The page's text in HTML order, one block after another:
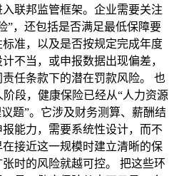
联邦监管框架。企业需要关注
”，还包括是否满足最低保障要
准，以及是否按规定完成年度
不当，或申报数据出现偏差，
任条款下的潜在罚款风险。 也
段，健康保险已经从“人力资源
题”。它涉及财务测算、薪酬结
能力，需要系统性设计，而不
接近这一规模时建立清晰的保
时的风险就越可控。 把这些环